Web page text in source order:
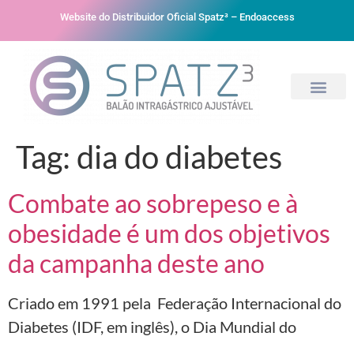
Website do Distribuidor Oficial Spatz³ – Endoaccess
Tag: dia do diabetes
Combate ao sobrepeso e à
obesidade é um dos objetivos
da campanha deste ano
Criado em 1991 pela Federação Internacional do
Diabetes (IDF, em inglês), o Dia Mundial do